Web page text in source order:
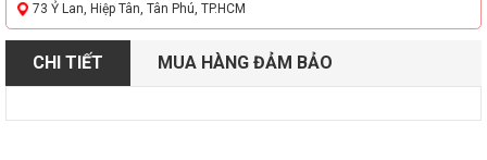
73 Ỷ Lan, Hiệp Tân, Tân Phú, TP.HCM
CHI TIẾT MUA HÀNG ĐẢM BẢO